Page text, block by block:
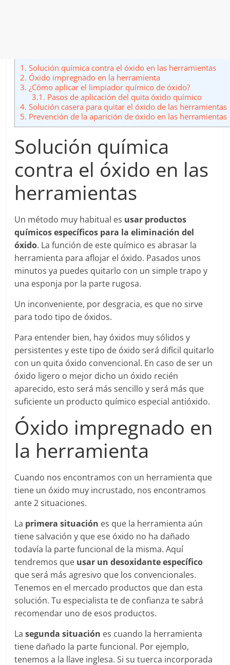
1. Solución química contra el óxido en las herramientas
2. Óxido impregnado en la herramienta
3. ¿Cómo aplicar el limpiador químico de óxido?
3.1. Pasos de aplicación del quita óxido químico
4. Solución casera para quitar el óxido de las herramientas
5. Prevención de la aparición de óxido en las herramientas
Solución química
contra el óxido en las
herramientas
Un método muy habitual es usar productos
químicos específicos para la eliminación del
óxido. La función de este químico es abrasar la
herramienta para aflojar el óxido. Pasados unos
minutos ya puedes quitarlo con un simple trapo y
una esponja por la parte rugosa.
Un inconveniente, por desgracia, es que no sirve
para todo tipo de óxidos.
Para entender bien, hay óxidos muy sólidos y
persistentes y este tipo de óxido será difícil quitarlo
con un quita óxido convencional. En caso de ser un
óxido ligero o mejor dicho un óxido recién
aparecido, esto será más sencillo y será más que
suficiente un producto químico especial antióxido.
Óxido impregnado en
la herramienta
Cuando nos encontramos con un herramienta que
tiene un óxido muy incrustado, nos encontramos
ante 2 situaciones.
La primera situación es que la herramienta aún
tiene salvación y que ese óxido no ha dañado
todavía la parte funcional de la misma. Aquí
tendremos que usar un desoxidante específico
que será más agresivo que los convencionales.
Tenemos en el mercado productos que dan esta
solución. Tu especialista te de confianza te sabrá
recomendar uno de esos productos.
Lasegunda situación es cuando la herramienta
tiene dañado la parte funcional. Por ejemplo,
tenemos a la llave inglesa. Si su tuerca incorporada